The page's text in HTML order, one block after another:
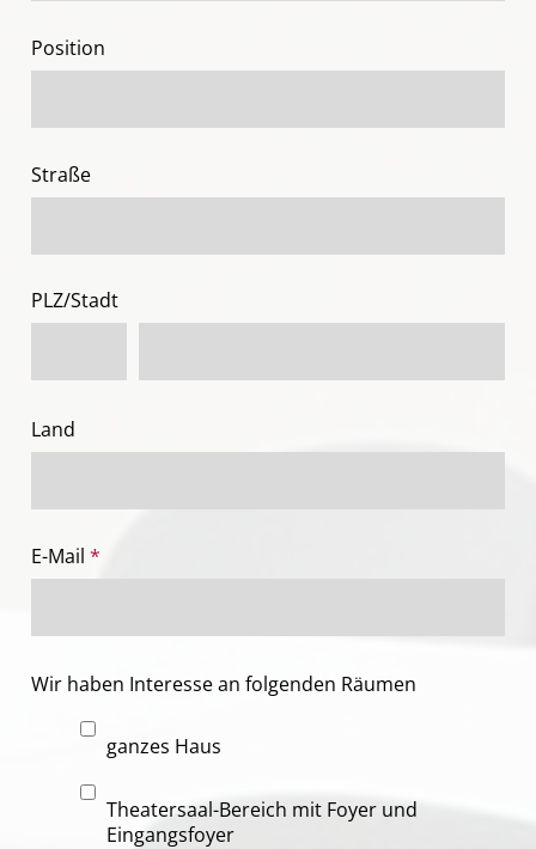
Position
Straße
PLZ/Stadt
Land
E-Mail *
Wir haben Interesse an folgenden Räumen
ganzes Haus
Theatersaal-Bereich mit Foyer und
Eingangsfoyer